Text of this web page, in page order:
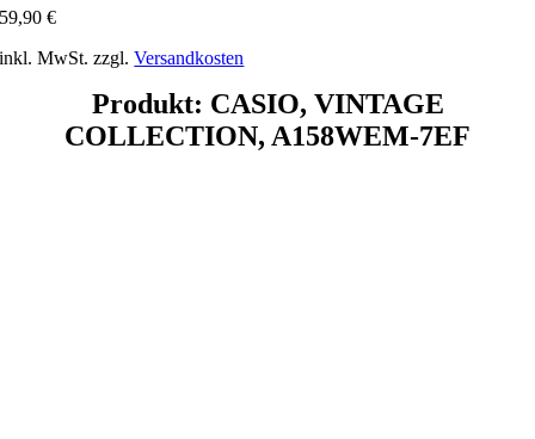
59,90€
inkl. MwSt. zzgl.Versandkosten
Produkt: CASIO, VINTAGE
COLLECTION, A158WEM-7EF